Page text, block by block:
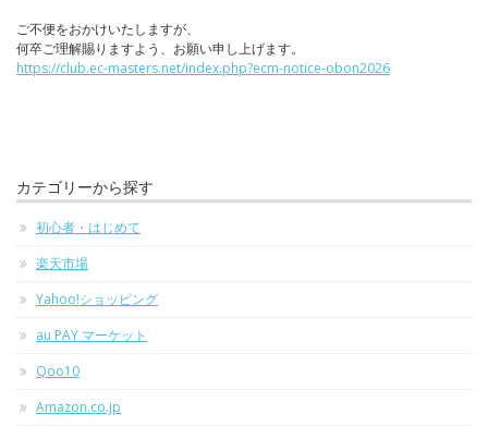
ご不便をおかけいたしますが、
何卒ご理解賜りますよう、お願い申し上げます。
https://club.ec-masters.net/index.php?ecm-notice-obon2026
カテゴリーから探す
初心者・はじめて
楽天市場
Yahoo!ショッピング
au PAY マーケット
Qoo10
Amazon.co.jp